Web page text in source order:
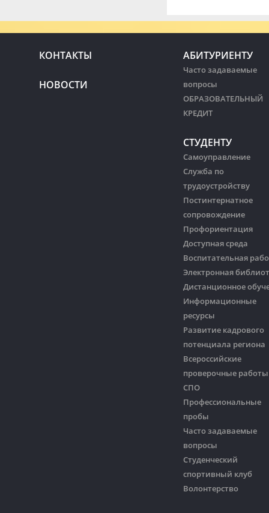
КОНТАКТЫ
НОВОСТИ
АБИТУРИЕНТУ
Часто задаваемые
вопросы
ОБРАЗОВАТЕЛЬНЫЙ
КРЕДИТ
СТУДЕНТУ
Самоуправление
Служба по
трудоустройству
Постинтернатное
сопровождение
Профориентация
Доступная среда
Воспитательная
Электронная
Дистанционное
Информационные
ресурсы
Развитие кадрового
потенциала региона
Всероссийские
проверочные работы
СПО
Профессиональные
пробы
Часто задаваемые
вопросы
Студенческий
спортивный клуб
Волонтерство